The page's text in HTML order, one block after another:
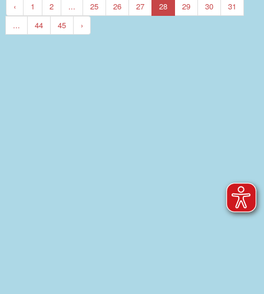
‹ 1 2 ... 25 26 27 28 29 30
31
...
44 45 ›